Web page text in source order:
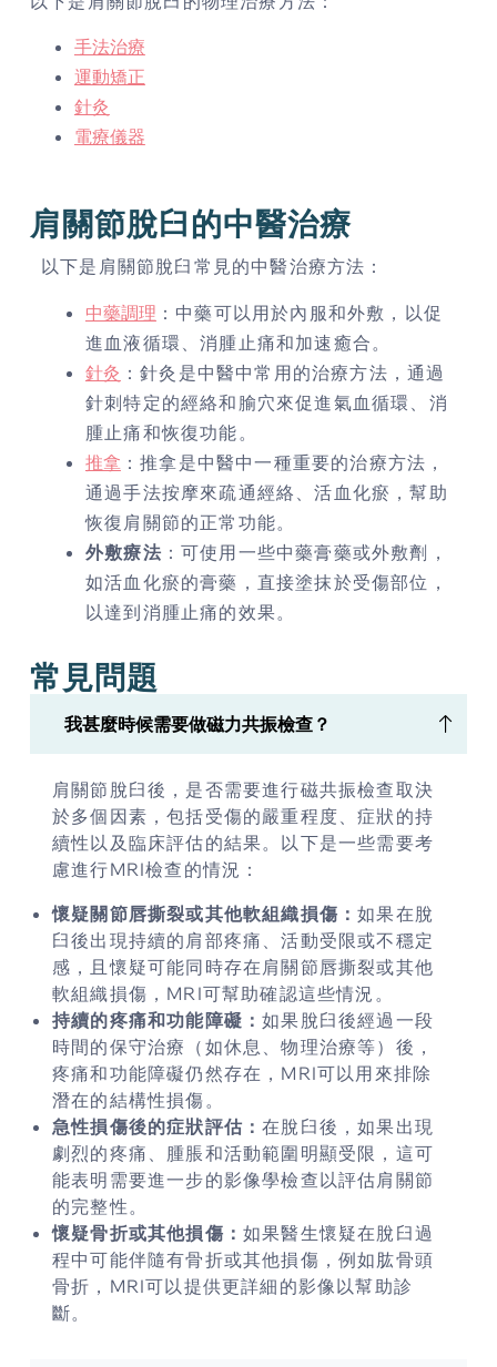
手法治療
運動矯正
針灸
電療儀器
肩關節脫臼的中醫治療
以下是肩關節脫臼常見的中醫治療方法：
中藥調理 ：中藥可以用於內服和外敷，以促
進血液循環、消腫止痛和加速癒合。
針灸 ：針灸是中醫中常用的治療方法，通過
針刺特定的經絡和腧穴來促進氣血循環、消
腫止痛和恢復功能。
推拿 ：推拿是中醫中一種重要的治療方法，
通過手法按摩來疏通經絡、活血化瘀，幫助
恢復肩關節的正常功能。
外敷療法 ：可使用一些中藥膏藥或外敷劑，
如活血化瘀的膏藥，直接塗抹於受傷部位，
以達到消腫止痛的效果。
常見問題
我甚麼時候需要做磁力共振檢查？
肩關節脫臼後，是否需要進行磁共振檢查取決
於多個因素，包括受傷的嚴重程度、症狀的持
續性以及臨床評估的結果。以下是一些需要考
慮進行MRI檢查的情況：
懷疑關節唇撕裂或其他軟組織損傷：如果在脫
臼後出現持續的肩部疼痛、活動受限或不穩定
感，且懷疑可能同時存在肩關節唇撕裂或其他
軟組織損傷，MRI可幫助確認這些情況。
持續的疼痛和功能障礙：如果脫臼後經過一段
時間的保守治療（如休息、物理治療等）後，
疼痛和功能障礙仍然存在，MRI可以用來排除
潛在的結構性損傷。
急性損傷後的症狀評估：在脫臼後，如果出現
劇烈的疼痛、腫脹和活動範圍明顯受限，這可
能表明需要進一步的影像學檢查以評估肩關節
的完整性。
懷疑骨折或其他損傷： 如果醫生懷疑在脫臼過
程中可能伴隨有骨折或其他損傷，例如肱骨頭
骨折，MRI可以提供更詳細的影像以幫助診
斷。